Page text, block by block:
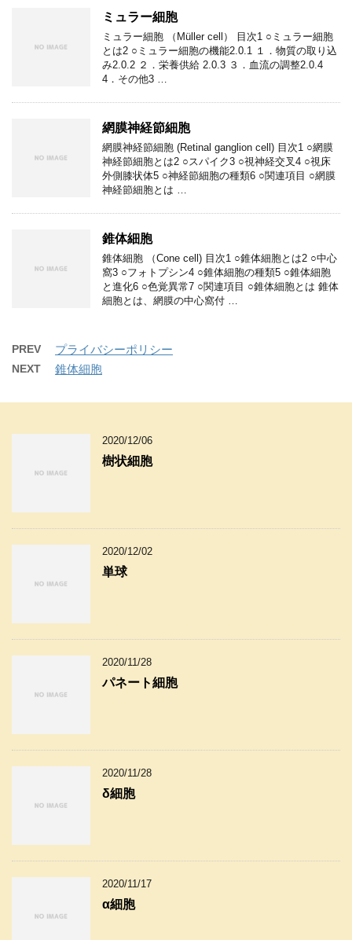
ミュラー細胞
ミュラー細胞 （Müller cell） 目次1 ○ミュラー細胞
とは2 ○ミュラー細胞の機能2.0.1 １．物質の取り込
み2.0.2 ２．栄養供給 2.0.3 ３．血流の調整2.0.4
4．その他3 …
網膜神経節細胞
網膜神経節細胞 (Retinal ganglion cell) 目次1 ○網膜
神経節細胞とは2 ○スパイク3 ○視神経交叉4 ○視床
外側膝状体5 ○神経節細胞の種類6 ○関連項目 ○網膜
神経節細胞とは …
錐体細胞
錐体細胞 （Cone cell) 目次1 ○錐体細胞とは2 ○中心
窩3 ○フォトプシン4 ○錐体細胞の種類5 ○錐体細胞
と進化6 ○色覚異常7 ○関連項目 ○錐体細胞とは 錐体
細胞とは、網膜の中心窩付 …
PREV プライバシーポリシー
NEXT 錐体細胞
2020/12/06
樹状細胞
2020/12/02
単球
2020/11/28
パネート細胞
2020/11/28
δ細胞
2020/11/17
α細胞